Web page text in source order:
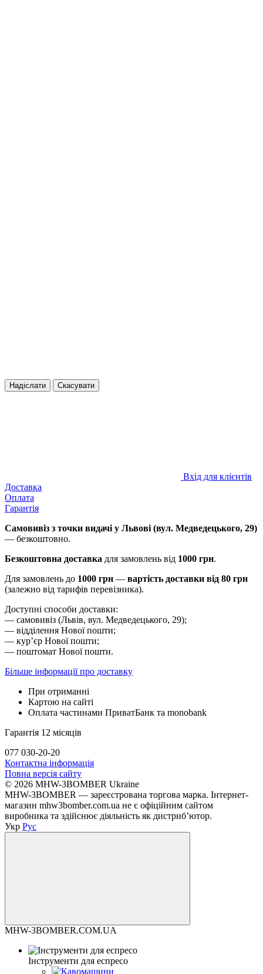
Надіслати Скасувати
Вхід для клієнтів
Доставка
Оплата
Гарантія
Самовивіз з точки видачі у Львові (вул. Медведецького, 29)
— безкоштовно.
Безкоштовна доставка для замовлень від 1000 грн.
Для замовлень до 1000 грн — вартість доставки від 80 грн
(залежно від тарифів перевізника).
Доступні способи доставки:
— самовивіз (Львів, вул. Медведецького, 29);
— відділення Нової пошти;
— курʼєр Нової пошти;
— поштомат Нової пошти.
Більше інформації про доставку
При отриманні
Картою на сайті
Оплата частинами ПриватБанк та monobank
Гарантія 12 місяців
077 030-20-20
Контактна інформація
Повна версія сайту
© 2026 MHW-3BOMBER Ukraine
MHW-3BOMBER — зареєстрована торгова марка. Інтернет-
магазин mhw3bomber.com.ua не є офіційним сайтом
виробника та здійснює діяльність як дистриб’ютор.
Укр Рус
MHW-3BOMBER.COM.UA
Інструменти для еспресо